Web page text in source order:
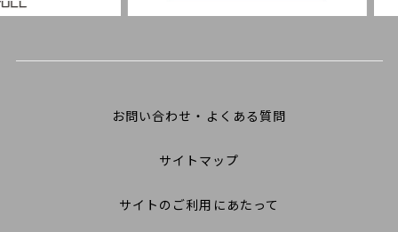
お問い合わせ・よくある質問
サイトマップ
サイトのご利用にあたって